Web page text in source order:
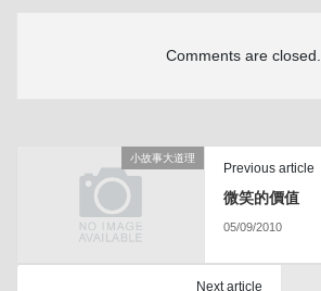
Comments are closed.
小故事大道理
Previous article
微笑的價值
05/09/2010
Next article